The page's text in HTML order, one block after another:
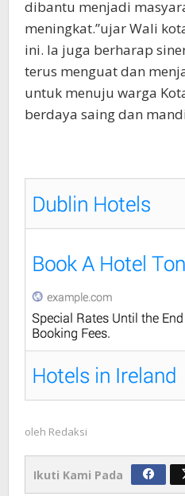
dibantu menjadi
meningkat.”ujar Wali
ini. Ia juga berharap
terus menguat dan
untuk menuju warga
berdaya saing dan
oleh Redaksi
Ikuti Kami Pada